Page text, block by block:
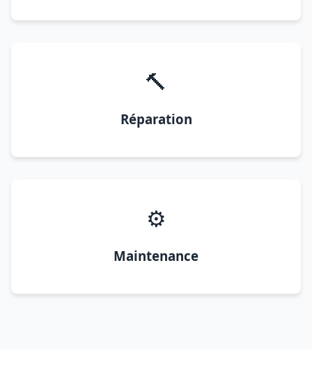
🔨
Réparation
⚙️
Maintenance